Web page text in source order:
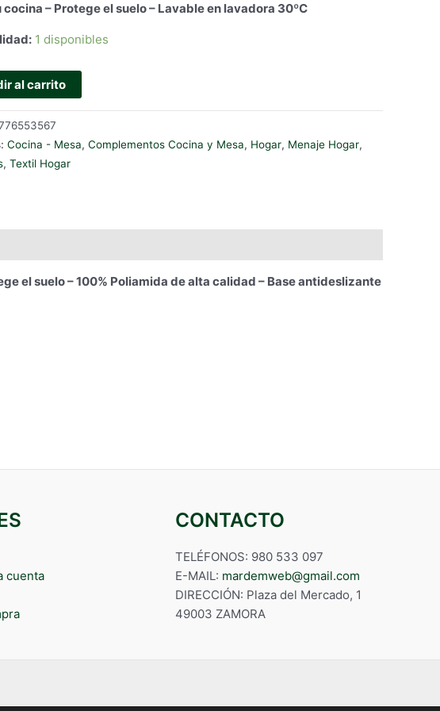
cocina – Protege el suelo – Lavable en lavadora 30ºC
1 disponibles
al carrito
Cocina - Mesa, Complementos Cocina y Mesa, Hogar, Menaje Hogar,
, Textil Hogar
el suelo – 100% Poliamida de alta calidad – Base antideslizante
cuenta
CONTACTO
TELÉFONOS: 980 533 097
E-MAIL: mardemweb@gmail.com
DIRECCIÓN: Plaza del Mercado, 1
49003 ZAMORA